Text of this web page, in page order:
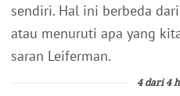
sendiri. Hal ini berbeda
atau menuruti apa yang
saran Leiferman.
4 dari 4